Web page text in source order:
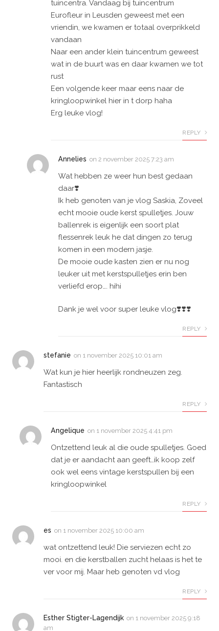
tuincentra. Vandaag bij tuincentrum
Eurofleur in Leusden geweest met een
vriendin, we kwamen er totaal overprikkeld
vandaan
Naar een ander klein tuincentrum geweest
wat in de buurt was en daar kwamen we tot
rust
Een volgende keer maar eens naar de
kringloopwinkel hier in t dorp haha
Erg leuke vlog!
REPLY
Annelies on 2 november 2025 7:23 am
Wat hebben ze weer hun best gedaan
daar❣️
Ik heb genoten van je vlog Saskia, Zoveel
echt mooie oude kerst spulletjes. Jouw
ballenrek is eigenlijk een soort plat
flessenrek leuk he dat dingen zo terug
komen in een modern jasje.
De mooie oude kasten zien er nu nog
leuker uit met kerstspulletjes erin ben
verliefd erop…. hihi
Dank je wel voor super leuke vlog❣️❣️❣️
REPLY
stefanie on 1 november 2025 10:01 am
Wat kun je hier heerlijk rondneuzen zeg.
Fantastisch
REPLY
Angelique on 1 november 2025 4:41 pm
Ontzettend leuk al die oude spulletjes. Goed
dat je er aandacht aan geeft…ik koop zelf
ook wel eens vintage kerstspullen bij een
kringloopwinkel
REPLY
es on 1 november 2025 10:00 am
wat ontzettend leuk! Die serviezen echt zo
mooi. en die kerstballen zucht helaas is het te
ver voor mij. Maar heb genoten vd vlog
REPLY
Esther Stigter-Lagendijk on 1 november 2025 9:18
am